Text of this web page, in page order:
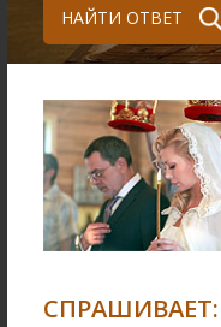
НАЙТИ ОТВЕТ
СПРАШИВАЕТ: